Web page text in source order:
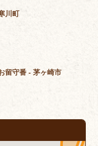
川町
留守番 - 茅ヶ崎市